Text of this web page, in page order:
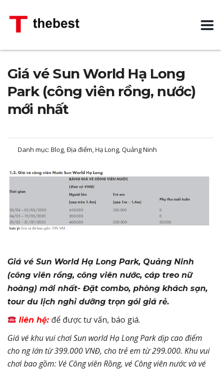
Giá vé Sun World Hạ Long
Park (công viên rồng, nước)
mới nhất
Danh mục: Blog, Địa điểm, Hạ Long, Quảng Ninh
Giá vé Sun World Hạ Long Park, Quảng Ninh
(công viên rồng, công viên nước, cáp treo nữ
hoàng) mới nhất- Đặt combo, phòng khách sạn,
tour du lịch nghỉ dưỡng trọn gói giá rẻ.
liên hệ: để được tư vấn, báo giá.
Giá vé khu vui chơi Sun world Hạ Long Park dịp cao điểm
cho ng lớn từ 399.000 VNĐ, cho trẻ em từ 299.000. Khu vui
chơi bao gồm: Vé Công viên Rồng, vé Công viên nước và vé